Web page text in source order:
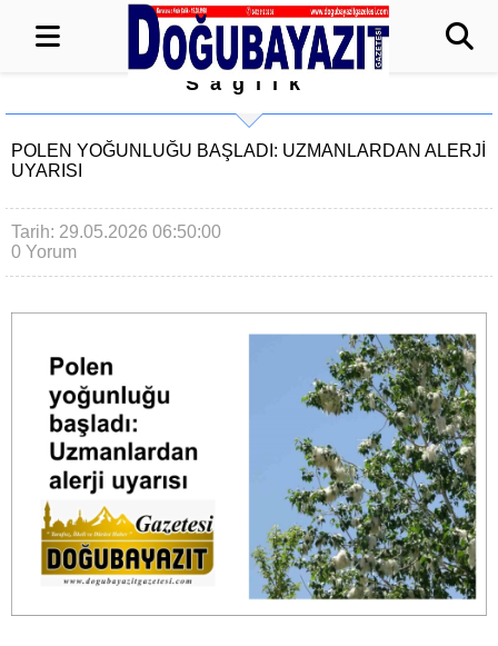
Sağlık
POLEN YOĞUNLUĞU BAŞLADI: UZMANLARDAN ALERJI
UYARISI
Tarih: 29.05.2026 06:50:00
0 Yorum